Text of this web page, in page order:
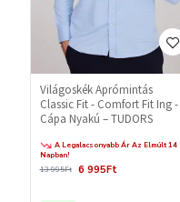
Világoskék Aprómintás
Classic Fit - Comfort Fit Ing -
Cápa Nyakú – TUDORS
A Legalacsonyabb Ár Az Elmúlt 14
Napban!
6 995Ft
13 995Ft